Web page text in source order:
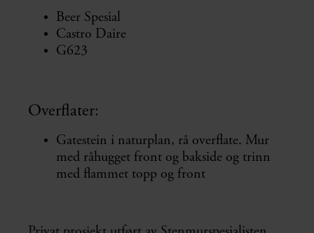
Beer Spesial
Castro Daire
G623
Overflater:
Gatestein i naturplan, rå overflate. Mur
med råhugget front og bakside og trinn
med flammet topp og front